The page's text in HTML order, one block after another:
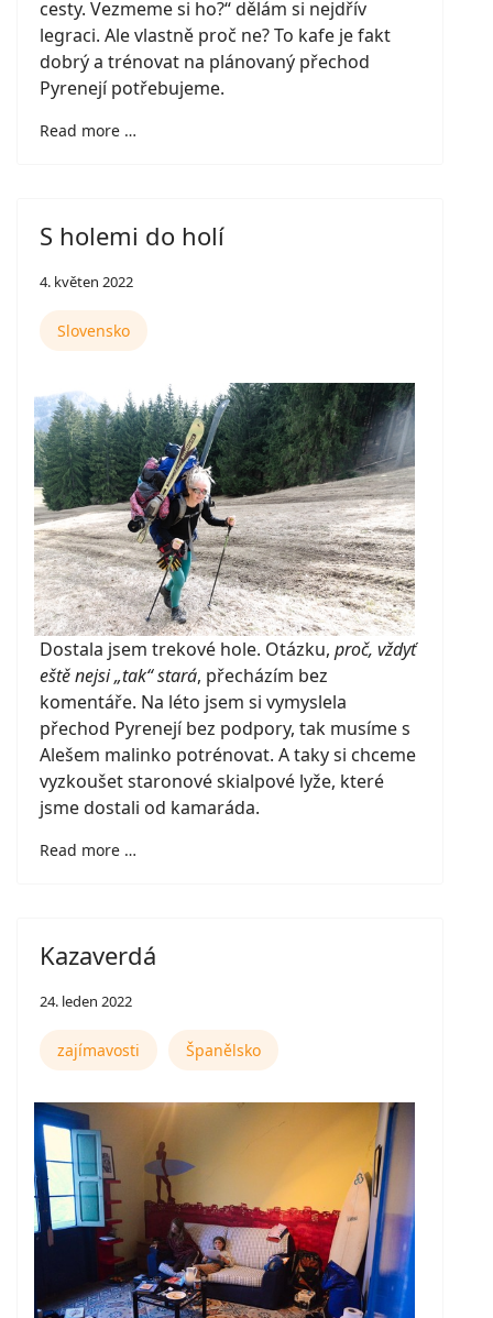
cesty. Vezmeme si ho?“ dělám si nejdřív
legraci. Ale vlastně proč ne? To kafe je fakt
dobrý a trénovat na plánovaný přechod
Pyrenejí potřebujeme.
Read more …
S holemi do holí
4. květen 2022
Slovensko
Dostala jsem trekové hole. Otázku, proč, vždyť
eště nejsi „tak“ stará, přecházím bez
komentáře. Na léto jsem si vymyslela
přechod Pyrenejí bez podpory, tak musíme s
Alešem malinko potrénovat. A taky si chceme
vyzkoušet staronové skialpové lyže, které
jsme dostali od kamaráda.
Read more …
Kazaverdá
24. leden 2022
zajímavosti Španělsko